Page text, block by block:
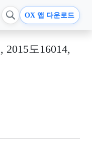
OX 앱 다운로드
2015도16014,